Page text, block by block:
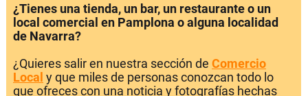
¿Tienes una tienda, un bar, un restaurante o un
local comercial en Pamplona o alguna localidad
de Navarra?
¿Quieres salir en nuestra sección de Comercio
Local y que miles de personas conozcan todo lo
que ofreces con una noticia y fotografías hechas